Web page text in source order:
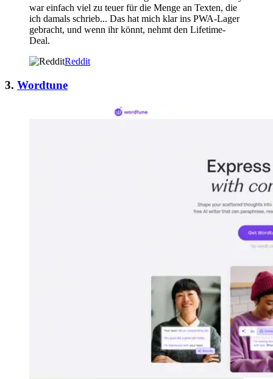
war einfach viel zu teuer für die Menge an Texten, die
ich damals schrieb... Das hat mich klar ins PWA-Lager
gebracht, und wenn ihr könnt, nehmt den Lifetime-
Deal.
Reddit
3. Wordtune